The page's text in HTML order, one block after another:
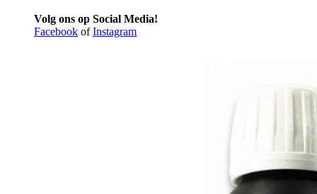
Volg ons op Social Media!
Facebook ofInstagram